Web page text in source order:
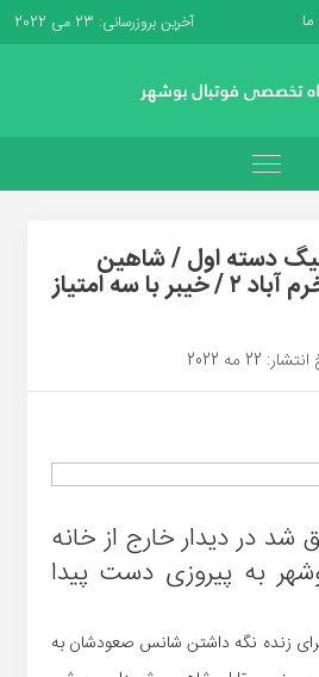
آخرین بروزرسانی: 23 می 2022
دسته اول / شاهین
شهرداری ۰ خیبر خرم آباد ۲ / خیبر با سه امتیاز
22 مه 2022
شد در دیدار خارج از خانه
به پیروزی دست پیدا
برای زنده نگه داشتن شانس صعودشان به